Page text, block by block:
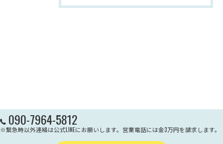
090-7964-5812
※緊急時以外連絡は公式LINEにお願いします。営業電話には金3万円を請求します。